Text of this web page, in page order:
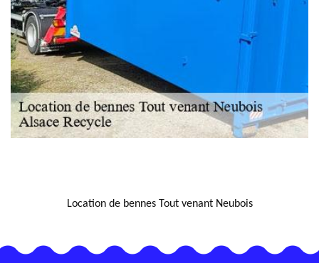
Location de bennes Tout venant Neubois